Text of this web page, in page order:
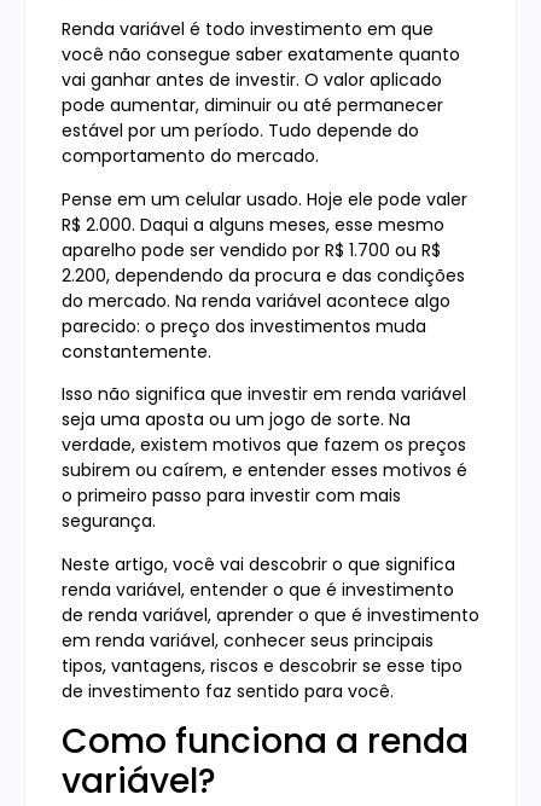
Renda variável é todo investimento em que
você não consegue saber exatamente quanto
vai ganhar antes de investir. O valor aplicado
pode aumentar, diminuir ou até permanecer
estável por um período. Tudo depende do
comportamento do mercado.
Pense em um celular usado. Hoje ele pode valer
R$ 2.000. Daqui a alguns meses, esse mesmo
aparelho pode ser vendido por R$ 1.700 ou R$
2.200, dependendo da procura e das condições
do mercado. Na renda variável acontece algo
parecido: o preço dos investimentos muda
constantemente.
Isso não significa que investir em renda variável
seja uma aposta ou um jogo de sorte. Na
verdade, existem motivos que fazem os preços
subirem ou caírem, e entender esses motivos é
o primeiro passo para investir com mais
segurança.
Neste artigo, você vai descobrir o que significa
renda variável, entender o que é investimento
de renda variável, aprender o que é investimento
em renda variável, conhecer seus principais
tipos, vantagens, riscos e descobrir se esse tipo
de investimento faz sentido para você.
Como funciona a renda
variável?